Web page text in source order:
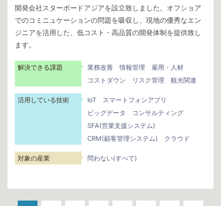
開発会社スターボードアジアを設立致しました。オフショア
でのコミニュケーションの問題を吸収し、現地の優秀なエン
ジニアを活用した、低コスト・高品質の開発体制を提供致し
ます。
解決できる課題 業務改善 情報管理
雇用・人材
コストダウン
リスク管理 観光関連
活用している技術 IoT
スマートフォンアプリ
ビッグデータ
コンサルティング
SFA(営業支援システム)
CRM(顧客管理システム)
クラウド
対象の産業 問わない(すべて)